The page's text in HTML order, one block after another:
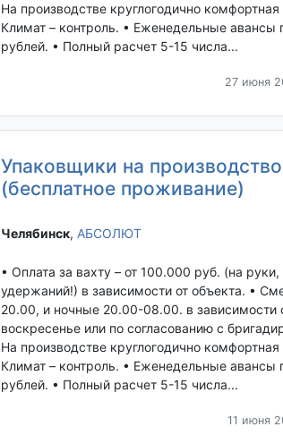
На производстве круглогодично
Климат – контроль. • Еженедельные авансы
рублей. • Полный расчет 5-15 числа...
27 июня
Упаковщики на
(бесплатное проживание)
Челябинск‎, АБСОЛЮТ
• Оплата за вахту – от 100.000 руб. (на
удержаний!) в зависимости от объекта. •
20.00, и ночные 20.00-08.00. в зависимости
воскресенье или по согласованию с
На производстве круглогодично
Климат – контроль. • Еженедельные авансы
рублей. • Полный расчет 5-15 числа...
11 июня